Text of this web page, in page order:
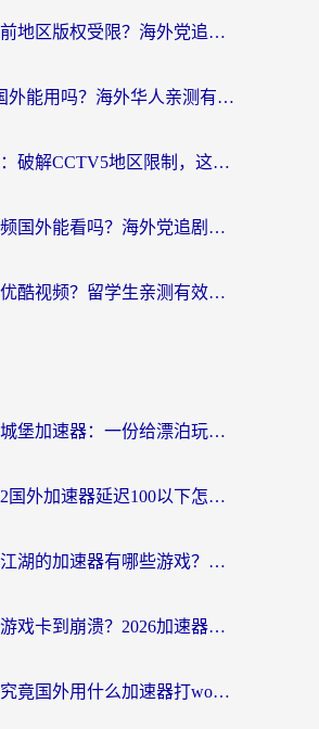
央视影音当前地区版权受限？海外党追剧看片的终极解决方案来了
交管12123国外能用吗？海外华人亲测有效的回国加速器选择指南
海外党必看：破解CCTV5地区限制，这样看欧洲杯奥运直播才够爽！
优酷缓存视频国外能看吗？海外党追剧看片的终极解决方案来了
海外怎么看优酷视频？留学生亲测有效的回国加速器选择指南
海外玩失落城堡加速器：一份给漂泊玩家的网络自救指南
新大话西游2国外加速器延迟100以下怎么办？海外党实测有效的低延迟指南
国外打古今江湖的加速器有哪些游戏？一个海外玩家的终极选择指南
海外玩国服游戏卡到崩溃？2026加速器免费推荐+实用指南（亲测有效）
身在海外，究竟国外用什么加速器打wow好？